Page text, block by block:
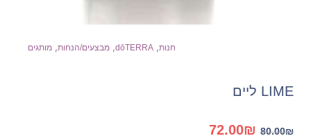
חנות,
dōTERRA
, מבצעים/הנחות, מותגים
LIME ליים
80.00₪
המחיר
72.00₪
המחיר